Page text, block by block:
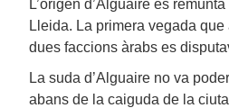
L’origen d’Alguaire es
Lleida. La primera vegada
dues faccions àrabs es
La suda d’Alguaire no va
abans de la caiguda de la